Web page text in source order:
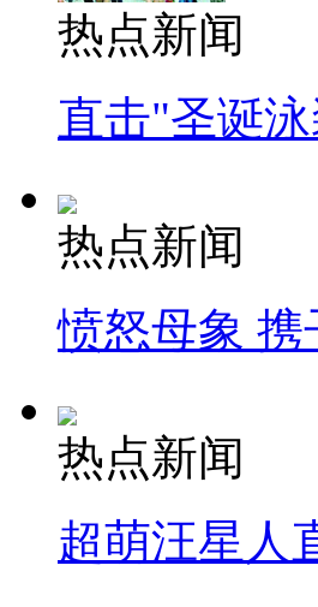
热点新闻
直击"圣诞
热点新闻
愤怒母象
热点新闻
超萌汪星人